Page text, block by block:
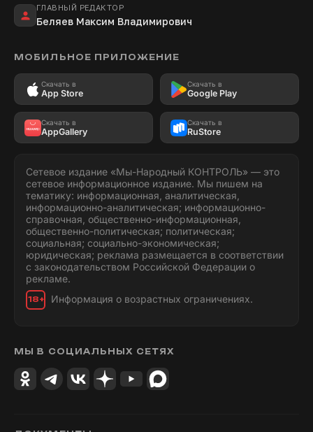
ГЛАВНЫЙ РЕДАКТОР
Беляев Максим Владимирович
МОБИЛЬНОЕ ПРИЛОЖЕНИЕ
Скачать в
App Store
Скачать в
Google Play
Скачать в
AppGallery
Скачать в
RuStore
Сетевое издание «Мы-Народный КОНТРОЛЬ» — это
сетевое информационное издание. Мы пишем на
тематику: информационная, аналитическая,
информационно-аналитическая; информационно-
справочная, общественно-информационная,
общественно-политическая; политическая;
социальная; социально-экономическая;
юридическая; реклама размещается в соответствии
с законодательством Российской Федерации о
рекламе.
18+ Информация о возрастных ограничениях.
МЫ В СОЦИАЛЬНЫХ СЕТЯХ